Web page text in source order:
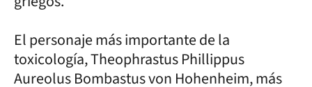
El personaje más importante de la
toxicología, Theophrastus Phillippus
Aureolus Bombastus von Hohenheim, más